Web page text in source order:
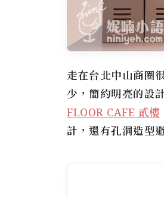
走在台北中山商圈
少，簡約明亮的設
FLOOR CAFE 貳樓
計，還有孔洞造型